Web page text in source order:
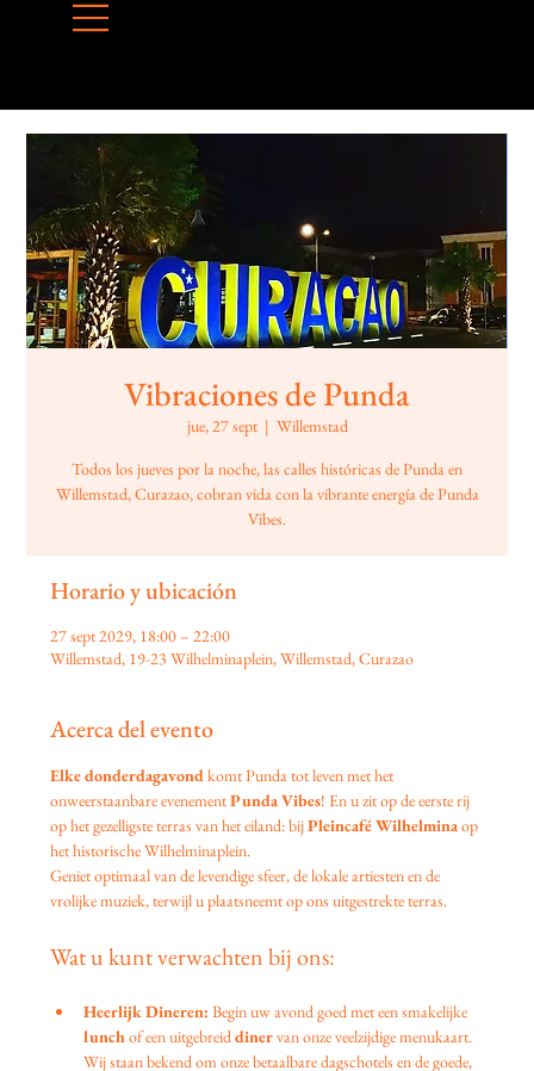
Vibraciones de Punda
jue, 27 sept
  |
Willemstad
Todos los jueves por la noche, las calles históricas de Punda en
Willemstad, Curazao, cobran vida con la vibrante energía de Punda
Vibes.
Horario y ubicación
27 sept 2029, 18:00 – 22:00
Willemstad, 19-23 Wilhelminaplein, Willemstad, Curazao
Acerca del evento
Elke donderdagavond komt Punda tot leven met het
onweerstaanbare evenement Punda Vibes! En u zit op de eerste rij
op het gezelligste terras van het eiland: bij Pleincafé Wilhelmina op
het historische Wilhelminaplein.
Geniet optimaal van de levendige sfeer, de lokale artiesten en de
vrolijke muziek, terwijl u plaatsneemt op ons uitgestrekte terras.
Wat u kunt verwachten bij ons:
Heerlijk Dineren: Begin uw avond goed met een smakelijke
lunch of een uitgebreid diner van onze veelzijdige menukaart.
Wij staan bekend om onze betaalbare dagschotels en de goede,